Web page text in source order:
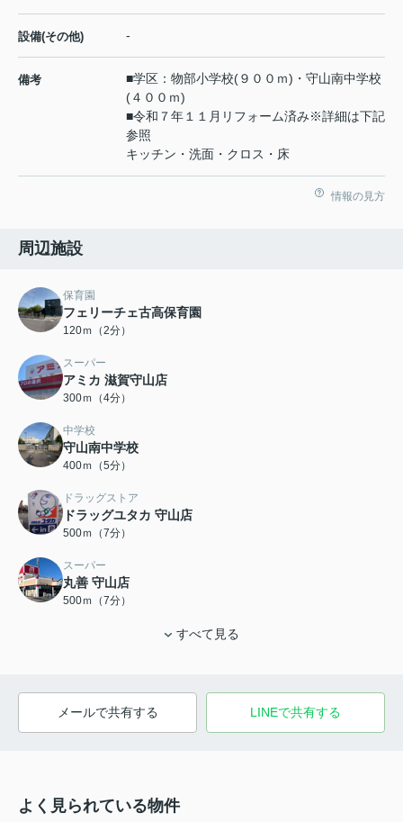
設備(その他) -
備考
■学区：物部小学校(９００ｍ)・守山南中学校
(４００ｍ)
■令和７年１１月リフォーム済み※詳細は下記
参照
キッチン・洗面・クロス・床
情報の見方
周辺施設
保育園
フェリーチェ古高保育園
120ｍ（2分）
スーパー
アミカ 滋賀守山店
300ｍ（4分）
中学校
守山南中学校
400ｍ（5分）
ドラッグストア
ドラッグユタカ 守山店
500ｍ（7分）
スーパー
丸善 守山店
500ｍ（7分）
すべて見る
メールで共有する LINEで共有する
よく見られている物件